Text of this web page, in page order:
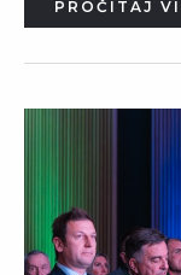
PROČITAJ